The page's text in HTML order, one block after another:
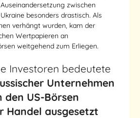
zwischen
besonders drastisch. Als
verhängt wurden, kam der
Wertpapieren an
weitgehend zum Erliegen.
Investoren bedeutete
Unternehmen
den US-Börsen
Handel ausgesetzt